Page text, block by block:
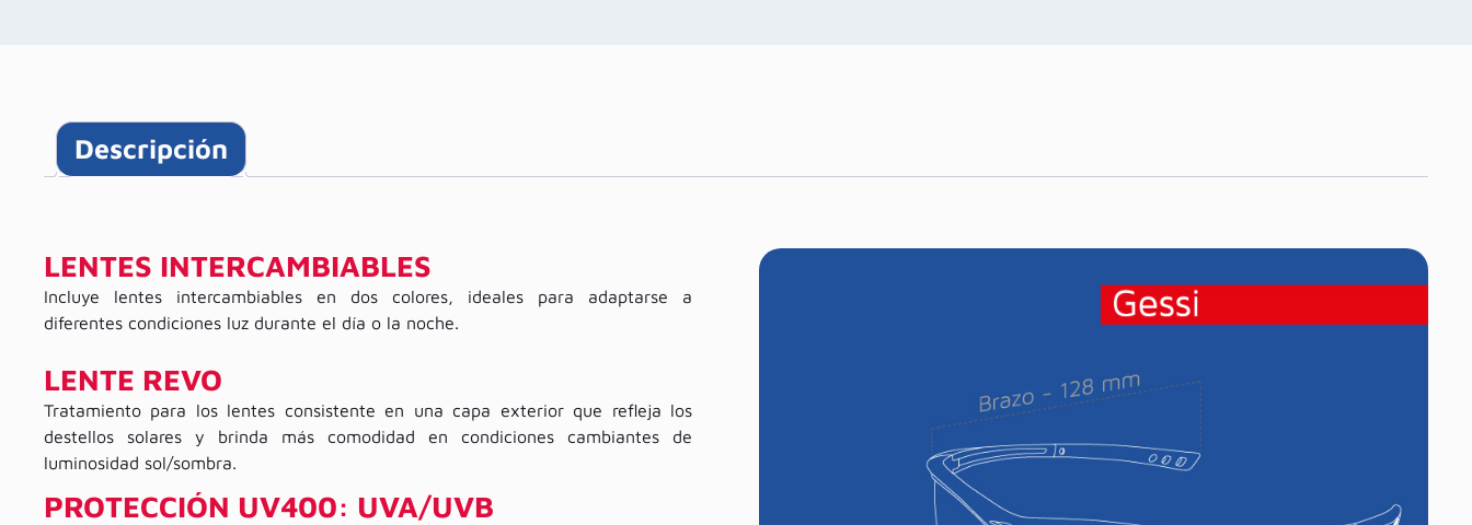
Descripción
LENTES INTERCAMBIABLES
Incluye lentes intercambiables en dos colores, ideales para adaptarse a
diferentes condiciones luz durante el día o la noche.
LENTE REVO
Tratamiento para los lentes consistente en una capa exterior que refleja los
destellos solares y brinda más comodidad en condiciones cambiantes de
luminosidad sol/sombra.
PROTECCIÓN UV400: UVA/UVB